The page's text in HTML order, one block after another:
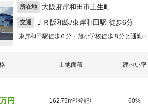
所在地 大阪府岸和田市土生町
交通 ＪＲ阪和線/東岸和田駅 徒歩6分
東岸和田駅徒歩６分・旭小学校徒歩８分と通勤
土地面積 建ぺい率
円 162.75m²（登記） 60%